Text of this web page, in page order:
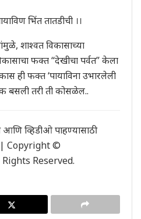
भिंत तातडीची ।।
शाश्वत विकासाच्या
फक्त “देखीचा पर्वत” केला
ही फक्त ‘पायाविना उभारलेली
बसली तरी ती कोसळेल..
व्हिडीओ पाहण्यासाठी
| Copyright ©
Reserved.